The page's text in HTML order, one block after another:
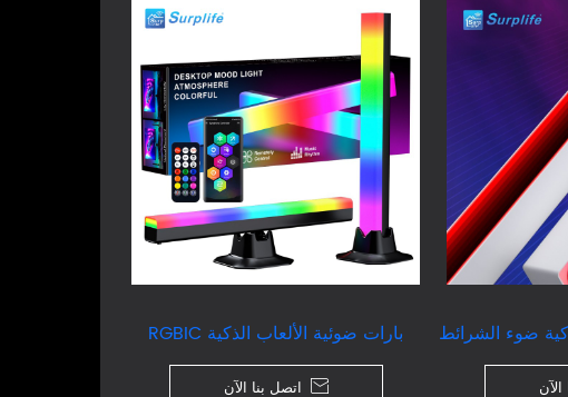
بارات ضوئية الألعاب الذكية RGBIC
 اتصل بنا الآن